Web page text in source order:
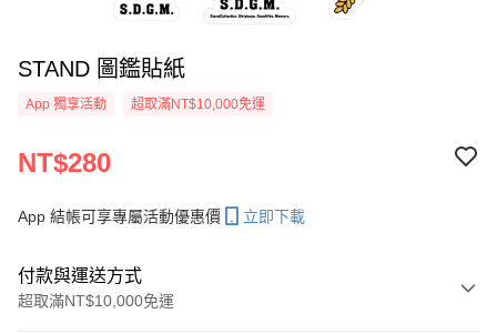
STAND 圖鑑貼紙
App 獨享活動 超取滿NT$10,000免運
NT$280
App 結帳可享專屬活動優惠價 立即下載
付款與運送方式
超取滿NT$10,000免運